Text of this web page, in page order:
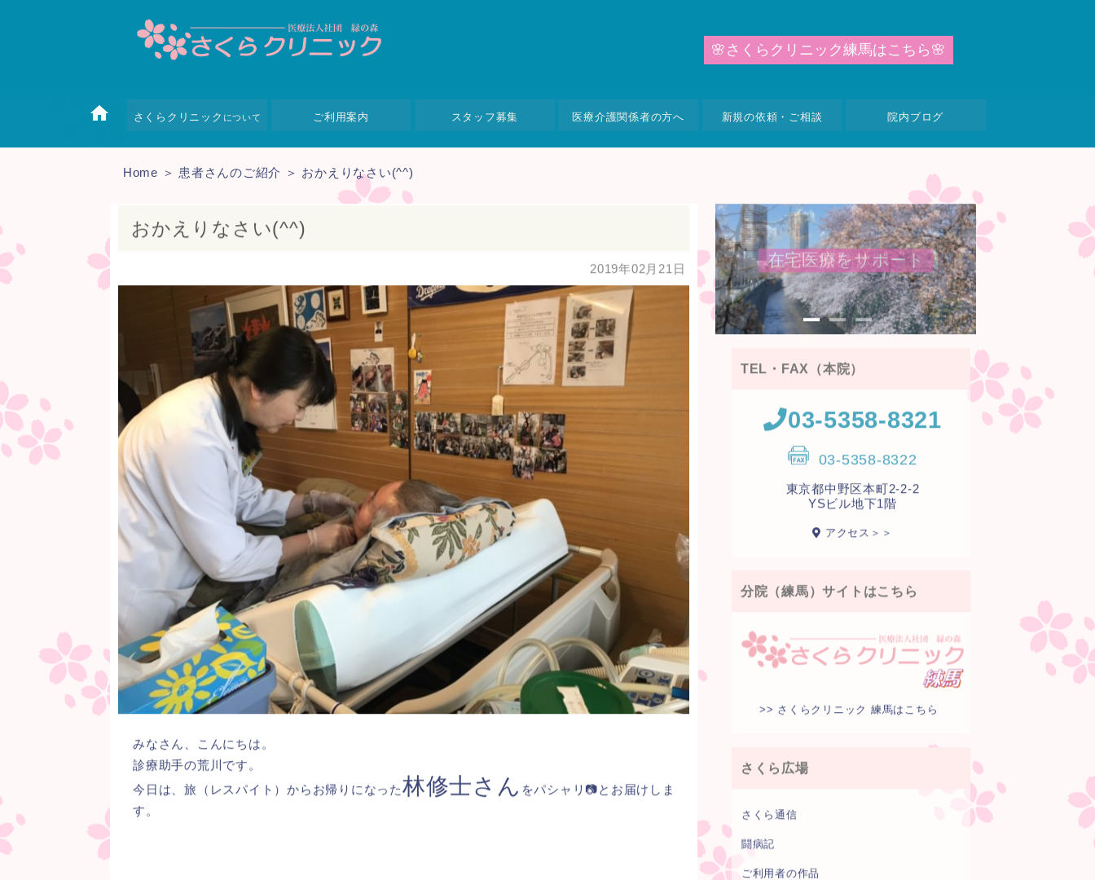
🌸 さ く ら ク リ ニ ッ ク練馬は こ ち ら 🌸
さくらクリニック について ご利用案内 スタッフ募集 医療介護関係者の方へ 新規の依頼・ご相談 院内ブログ
Home ＞ 患者さんのご紹介 ＞ おかえりなさい(^^)
おかえりなさい(^^)
2019年02月21日
みなさん、こんにちは。
診療助手の荒川です。
今日は、旅（レスパイト）からお帰りになった林修士さん をパシャリ📷とお届けしま
す。
24時間体制
写真提供：
© 石川県観
光連盟
TEL・FAX（本院）
03-5358-8321
03-5358-8322
東京都中野区本町2-2-2
YSビル地下1階
アクセス＞＞
分院（練馬）サイトはこちら
>> さくらクリニック 練馬はこちら
さくら広場
さくら通信
闘病記
ご利用者の作品